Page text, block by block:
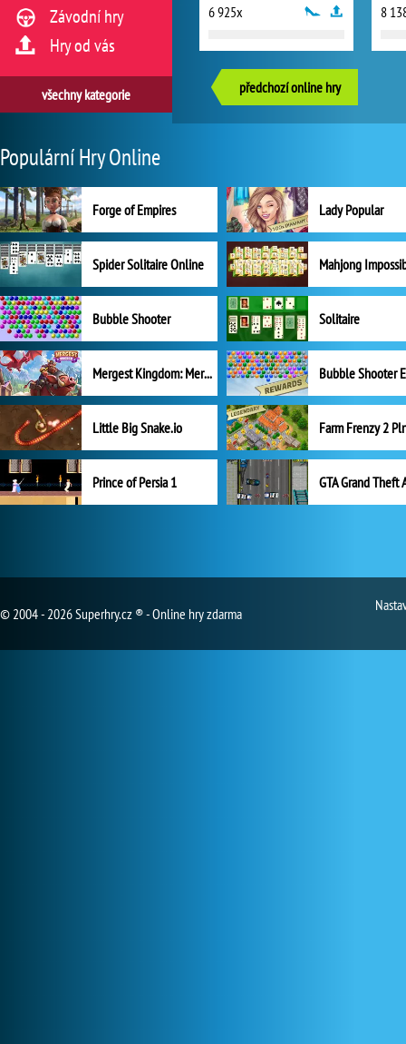
6 925x 8
předchozí online hry
Závodní hry
Hry od vás
všechny kategorie
Populární Hry Online
Forge of Empires Lady Popular
Spider Solitaire Online Mahjong
Bubble Shooter Solitaire
Mergest Kingdom: Merge Puzzle
Little Big Snake.io
Prince of Persia 1 GTA Grand Theft
© 2004 - 2026 Superhry.cz ® - Online hry zdarma